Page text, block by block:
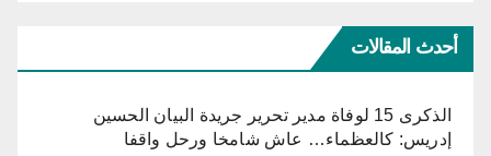
أحدث المقالات
الذكرى 15 لوفاة مدير تحرير جريدة البيان الحسين
إدريس: كالعظماء… عاش شامخا ورحل واقفا